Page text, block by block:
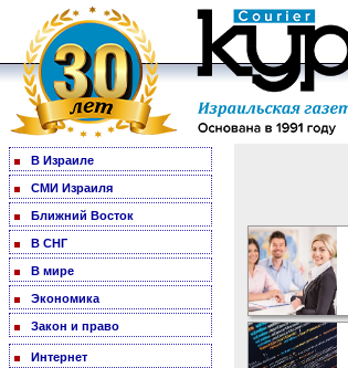
В Израиле
СМИ Израиля
Ближний Восток
В СНГ
В мире
Экономика
Закон и право
Интернет